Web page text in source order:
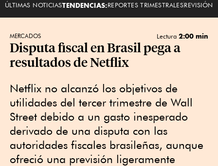
ÚLTIMAS NOTICIASTENDENCIAS:REPORTES TRIMESTRALESREVISIÓN
MERCADOS Lectura 2:00 min
Disputa fiscal en Brasil pega a
resultados de Netflix
Netflix no alcanzó los objetivos de
utilidades del tercer trimestre de Wall
Street debido a un gasto inesperado
derivado de una disputa con las
autoridades fiscales brasileñas, aunque
ofreció una previsión ligeramente